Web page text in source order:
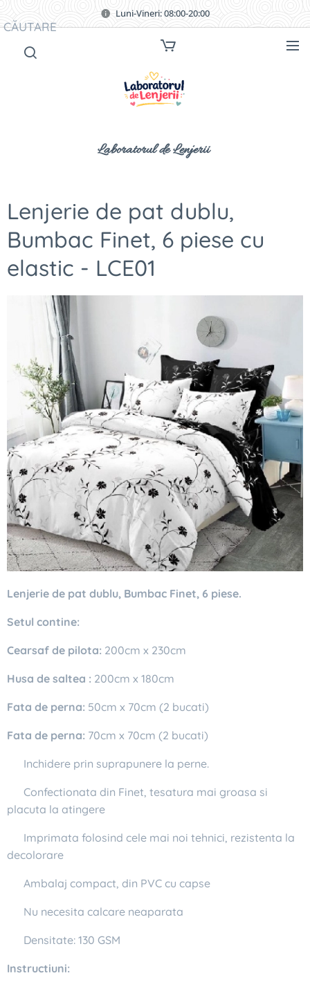
Luni-Vineri: 08:00-20:00
Laboratorul de Lenjerii
CĂUTARE
Lenjerie de pat dublu,
Bumbac Finet, 6 piese cu
elastic - LCE01
Lenjerie de pat dublu, Bumbac Finet, 6 piese.
Setul contine:
Cearsaf de pilota: 200cm x 230cm
Husa de saltea : 200cm x 180cm
Fata de perna: 50cm x 70cm (2 bucati)
Fata de perna: 70cm x 70cm (2 bucati)
✔ Inchidere prin suprapunere la perne.
✔ Confectionata din Finet, tesatura mai groasa si
placuta la atingere
✔ Imprimata folosind cele mai noi tehnici, rezistenta la
decolorare
✔ Ambalaj compact, din PVC cu capse
✔ Nu necesita calcare neaparata
✔ Densitate: 130 GSM
Instructiuni: